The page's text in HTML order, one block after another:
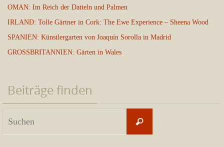
OMAN: Im Reich der Datteln und Palmen
IRLAND: Tolle Gärtner in Cork: The Ewe Experience – Sheena Wood
SPANIEN: Künstlergarten von Joaquín Sorolla in Madrid
GROSSBRITANNIEN: Gärten in Wales
Beiträge finden
Suchen